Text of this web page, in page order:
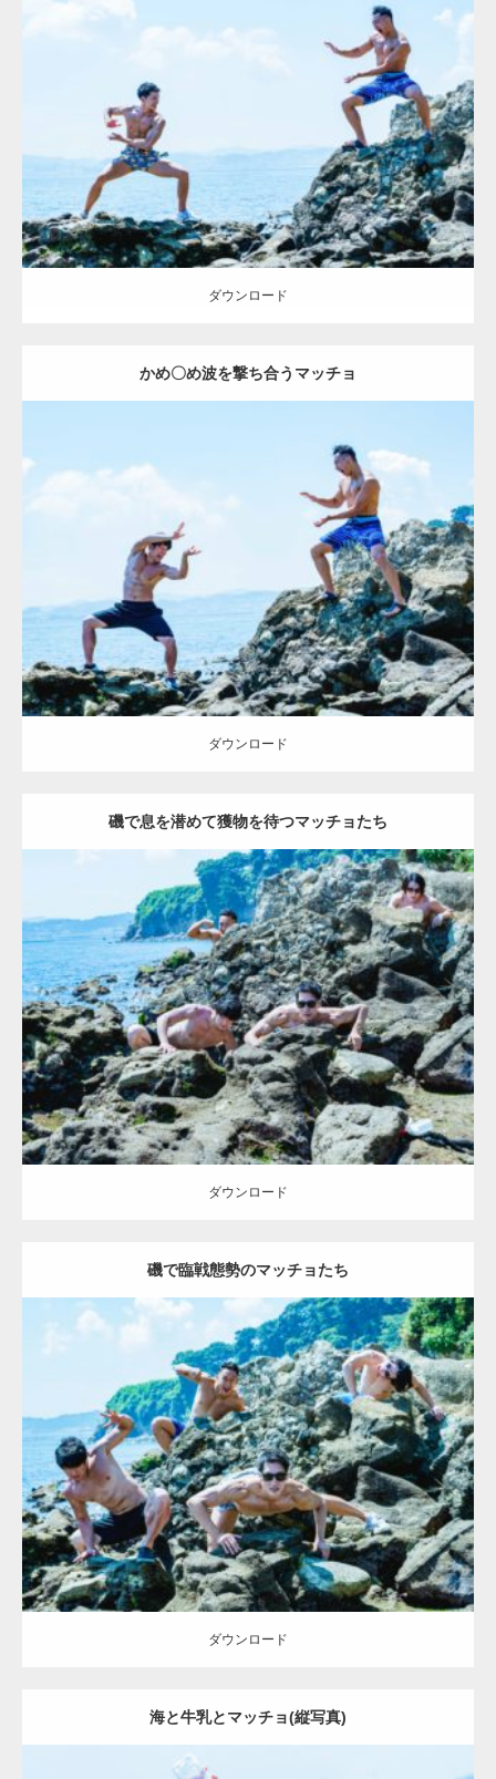
海のマッチョ2 AKIHITO(細マッチョ) 外資系筋肉
ダウンロード
ダウンロード
かめ〇め波を撃ち合うマッチョ
Category:海のマッチョ2 外資系筋肉 闘うマッチョ
ダウンロード
ダウンロード
磯で息を潜めて獲物を待つマッチョたち
Update:2021.07.8
Category:海のマッチョ2
ダウンロード
ダウンロード
磯で臨戦態勢のマッチョたち
Update:2021.07.8
Category:海のマッチョ2
ダウンロード
ダウンロード
海と牛乳とマッチョ(縦写真)